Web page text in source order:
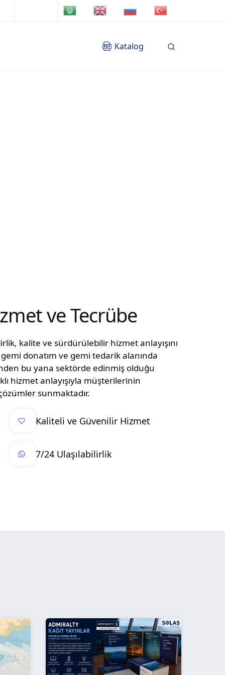
Katalog
ve Tecrübe
kalite ve sürdürülebilir hizmet anlayışını
donatım ve gemi tedarik alanında
bu yana sektörde edinmiş olduğu
hizmet anlayışıyla müşterilerinin
sunmaktadır.
Kaliteli ve Güvenilir Hizmet
7/24 Ulaşılabilirlik